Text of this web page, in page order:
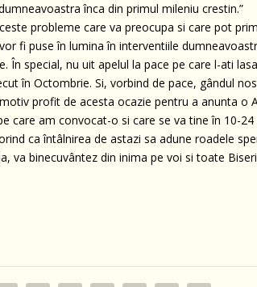
înca din primul mileniu crestin.”
probleme care va preocupa si care pot
fi puse în lumina în interventiile
În special, nu uit apelul la pace pe care l-ati
în Octombrie. Si, vorbind de pace, gândul
profit de acesta ocazie pentru a anunta o
care am convocat-o si care se va tine în 10-24
ca întâlnirea de astazi sa adune roadele
va binecuvântez din inima pe voi si toate